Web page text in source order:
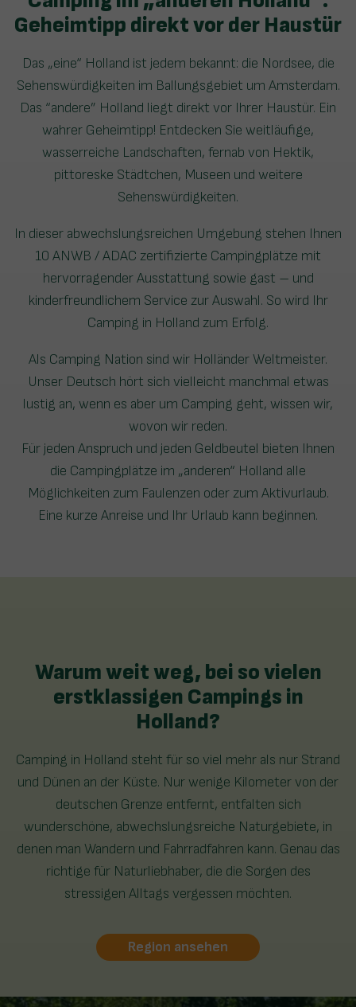
Geheimtipp direkt vor der Haustür
Das „eine“ Holland ist jedem bekannt: die Nordsee, die
Sehenswürdigkeiten im Ballungsgebiet um Amsterdam.
Das “andere” Holland liegt direkt vor Ihrer Haustür. Ein
wahrer Geheimtipp! Entdecken Sie weitläufige,
wasserreiche Landschaften, fernab von Hektik,
pittoreske Städtchen, Museen und weitere
Sehenswürdigkeiten.
In dieser abwechslungsreichen Umgebung stehen Ihnen
10 ANWB / ADAC zertifizierte Campingplätze mit
hervorragender Ausstattung sowie gast – und
kinderfreundlichem Service zur Auswahl. So wird Ihr
Camping in Holland zum Erfolg.
Als Camping Nation sind wir Holländer Weltmeister.
Unser Deutsch hört sich vielleicht manchmal etwas
lustig an, wenn es aber um Camping geht, wissen wir,
wovon wir reden.
Für jeden Anspruch und jeden Geldbeutel bieten Ihnen
die Campingplätze im „anderen“ Holland alle
Möglichkeiten zum Faulenzen oder zum Aktivurlaub.
Eine kurze Anreise und Ihr Urlaub kann beginnen.
Warum weit weg, bei so vielen
erstklassigen Campings in
Holland?
Camping in Holland steht für so viel mehr als nur Strand
und Dünen an der Küste. Nur wenige Kilometer von der
deutschen Grenze entfernt, entfalten sich
wunderschöne, abwechslungsreiche Naturgebiete, in
denen man Wandern und Fahrradfahren kann. Genau das
richtige für Naturliebhaber, die die Sorgen des
stressigen Alltags vergessen möchten.
Region ansehen